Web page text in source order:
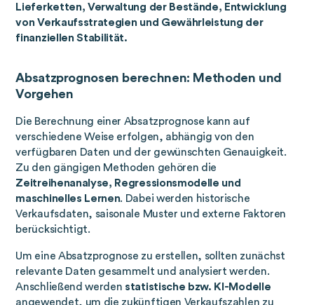
Lieferketten, Verwaltung der Bestände, Entwicklung
von Verkaufsstrategien und Gewährleistung der
finanziellen Stabilität.
Absatzprognosen berechnen: Methoden und
Vorgehen
Die Berechnung einer Absatzprognose kann auf
verschiedene Weise erfolgen, abhängig von den
verfügbaren Daten und der gewünschten Genauigkeit.
Zu den gängigen Methoden gehören die
Zeitreihenanalyse, Regressionsmodelle und
maschinelles Lernen. Dabei werden historische
Verkaufsdaten, saisonale Muster und externe Faktoren
berücksichtigt.
Um eine Absatzprognose zu erstellen, sollten zunächst
relevante Daten gesammelt und analysiert werden.
Anschließend werden statistische bzw. KI-Modelle
angewendet, um die zukünftigen Verkaufszahlen zu